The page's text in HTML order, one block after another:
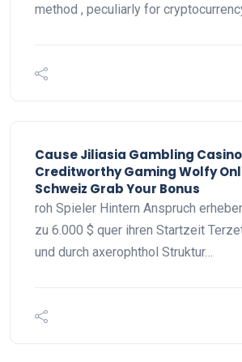
method , peculiarly for
Cause Jiliasia Gambling
Creditworthy Gaming Wolfy
Schweiz Grab Your Bonus
roh Spieler Hintern Anspruch
zu 6.000 $ quer ihren Startzeit
und durch axerophthol Struktur…